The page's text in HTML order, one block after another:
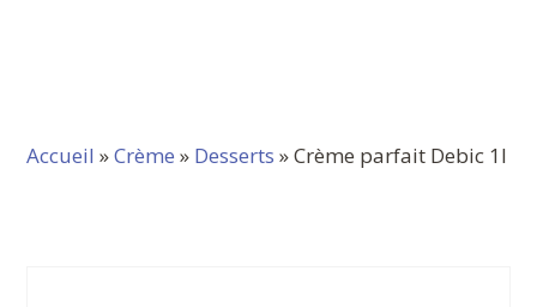
Accueil »Crème » Desserts » Crème parfait Debic 1l